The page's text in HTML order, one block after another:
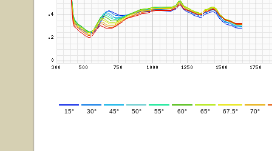
15° 30° 45° 50° 55° 60° 65° 67.5° 70°